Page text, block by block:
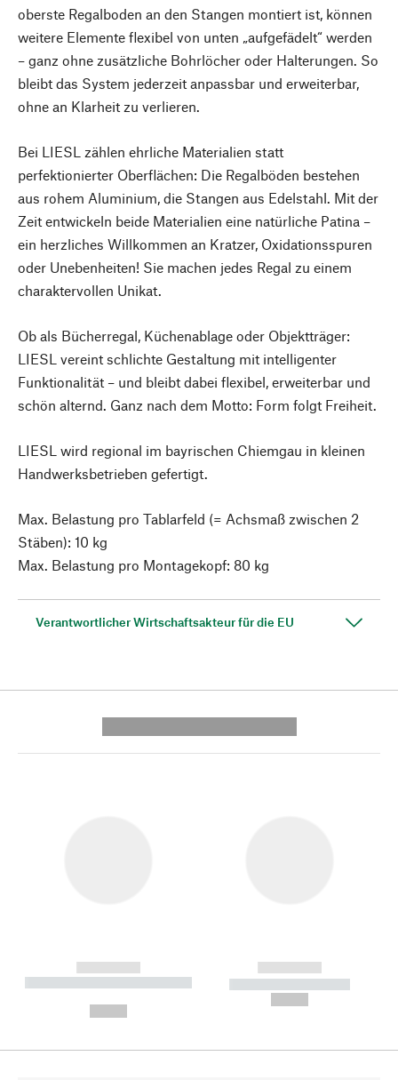
oberste Regalboden an den Stangen montiert ist, können
weitere Elemente flexibel von unten „aufgefädelt“ werden
– ganz ohne zusätzliche Bohrlöcher oder Halterungen. So
bleibt das System jederzeit anpassbar und erweiterbar,
ohne an Klarheit zu verlieren.
Bei LIESL zählen ehrliche Materialien statt
perfektionierter Oberflächen: Die Regalböden bestehen
aus rohem Aluminium, die Stangen aus Edelstahl. Mit der
Zeit entwickeln beide Materialien eine natürliche Patina –
ein herzliches Willkommen an Kratzer, Oxidationsspuren
oder Unebenheiten! Sie machen jedes Regal zu einem
charaktervollen Unikat.
Ob als Bücherregal, Küchenablage oder Objektträger:
LIESL vereint schlichte Gestaltung mit intelligenter
Funktionalität – und bleibt dabei flexibel, erweiterbar und
schön alternd. Ganz nach dem Motto: Form folgt Freiheit.
LIESL wird regional im bayrischen Chiemgau in kleinen
Handwerksbetrieben gefertigt.
Max. Belastung pro Tablarfeld (= Achsmaß zwischen 2
Stäben): 10 kg
Max. Belastung pro Montagekopf: 80 kg
Verantwortlicher Wirtschaftsakteur für die EU
------------
----------- ----------- --------
------------
----------- -----------